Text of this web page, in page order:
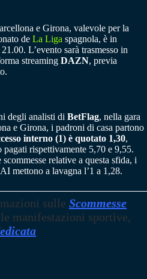
e Girona, valevole per la
de La Liga spagnola, è in
L’evento sarà trasmesso in
streaming DAZN, previa
degli analisti di BetFlag, nella gara
e Girona, i padroni di casa partono
interno (1) è quotato 1,30,
rispettivamente 5,70 e 9,55.
relative a questa sfida, i
mettono a lavagna l’1 a 1,28.
sulle Scommesse
manifestazioni sportive,